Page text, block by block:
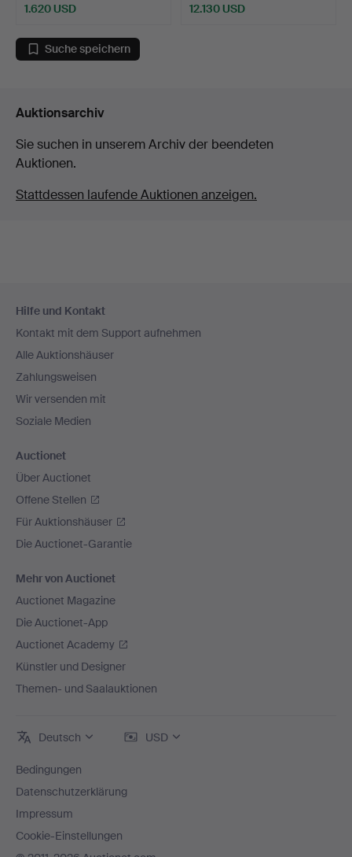
1.620 USD
12.130 USD
Suche speichern
Auktionsarchiv
Sie suchen in unserem Archiv der beendeten
Auktionen.
Stattdessen laufende Auktionen anzeigen.
Navigation
Hilfe und Kontakt
Kontakt mit dem Support aufnehmen
Alle Auktionshäuser
Zahlungsweisen
Wir versenden mit
Soziale Medien
Auctionet
Über Auctionet
Offene Stellen
Für Auktionshäuser
Die Auctionet-Garantie
Mehr von Auctionet
Auctionet Magazine
Die Auctionet-App
Auctionet Academy
Künstler und Designer
Themen- und Saalauktionen
Deutsch USD
Bedingungen
Datenschutzerklärung
Impressum
Cookie-Einstellungen